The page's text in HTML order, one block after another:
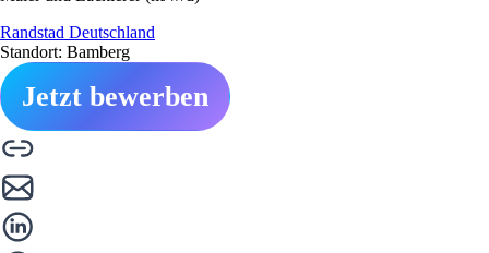
Randstad Deutschland
Standort: Bamberg
Jetzt bewerben